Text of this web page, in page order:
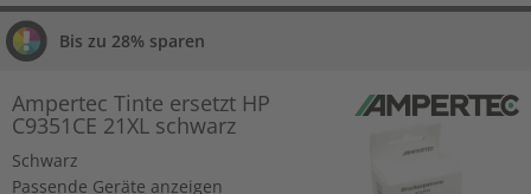
Bis zu 28% sparen
Ampertec Tinte ersetzt HP
C9351CE 21XL schwarz
Schwarz
Passende Geräte anzeigen